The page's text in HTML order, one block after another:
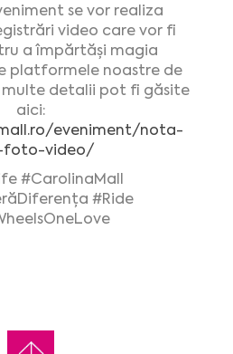
se vor realiza
video care vor fi
a împărtăși magia
platformele noastre de
multe detalii pot fi găsite
aici:
eveniment/nota-
foto-video/
#CarolinaMall
#Ride